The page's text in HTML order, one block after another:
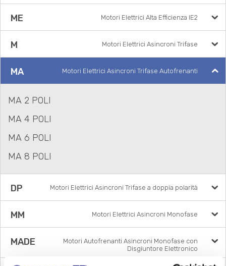
ME Motori Elettrici Alta Efficienza IE2
M Motori Elettrici Asincroni Trifase
MA Motori Elettrici Asincroni Trifase Autofrenanti
MA 2 POLI
MA 4 POLI
MA 6 POLI
MA 8 POLI
DP Motori Elettrici Asincroni Trifase a doppia polarità
MM Motori Elettrici Asincroni Monofase
MADE
Motori Autofrenanti Asincroni Monofase con
Disgiuntore Elettronico